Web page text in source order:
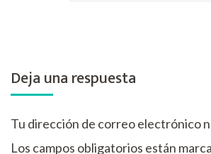
Deja una respuesta
Tu dirección de correo electrónico
Los campos obligatorios están